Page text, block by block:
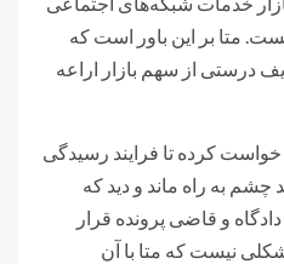
متا بر این باور است که
درستی از سهم بازار اراعه
خواست کرده تا فرایند رسیدگی
به راه ماند و دید که
و قاضی پرونده قرار
نیست که متا با آن